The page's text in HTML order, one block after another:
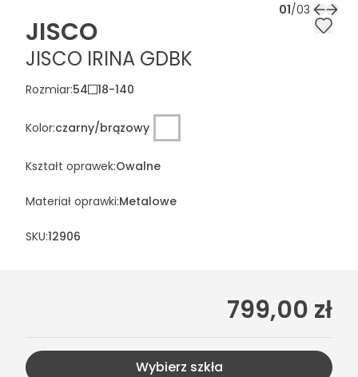
01/03
JISCO
JISCO IRINA GDBK
Rozmiar:54 18-140
Kolor:czarny/brązowy
Kształt oprawek:Owalne
Materiał oprawki:Metalowe
SKU:12906
799,00 zł
Wybierz szkła